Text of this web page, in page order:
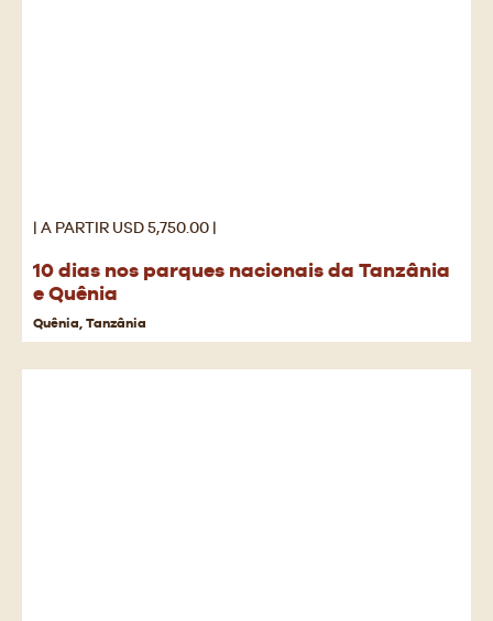
| A PARTIR USD 5,750.00 |
10 dias nos parques nacionais da Tanzânia
e Quênia
Quênia, Tanzânia